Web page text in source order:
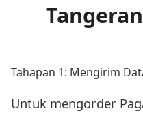
Tahapan 1: Mengirim
Untuk mengorder